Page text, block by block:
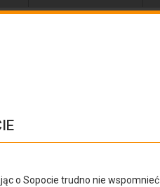
o Sopocie trudno nie